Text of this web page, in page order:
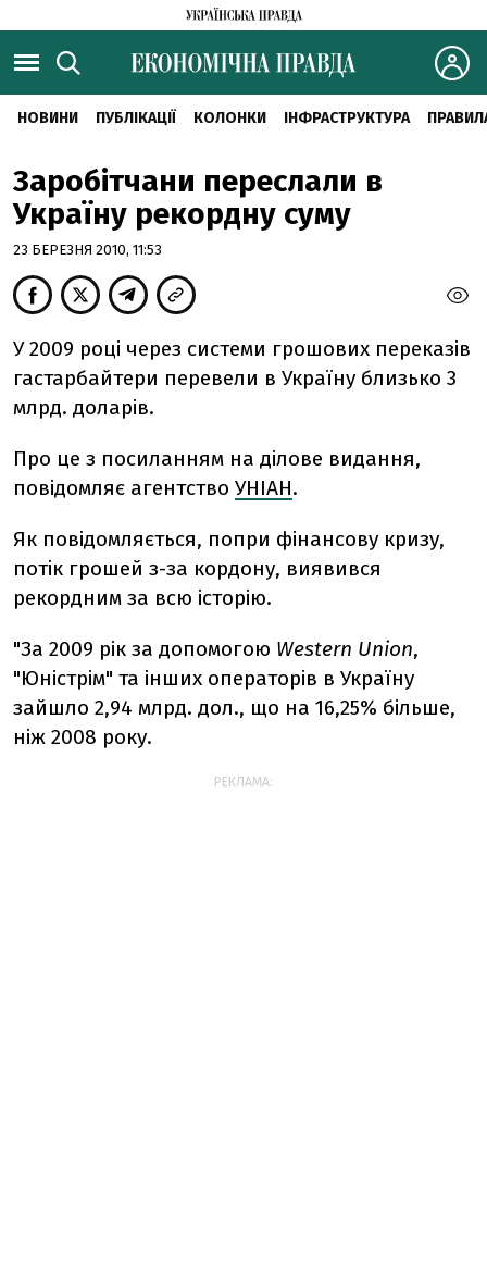
НОВИНИ ПУБЛІКАЦІЇ КОЛОНКИ ІНФРАСТРУКТУРА
Заробітчани переслали в
Україну рекордну суму
23 БЕРЕЗНЯ 2010, 11:53
У 2009 році через системи грошових переказів
гастарбайтери перевели в Україну близько 3
млрд. доларів.
Про це з посиланням на ділове видання,
повідомляє агентство УНІАН.
Як повідомляється, попри фінансову кризу,
потік грошей з-за кордону, виявився
рекордним за всю історію.
"За 2009 рік за допомогою Western Union,
"Юністрім" та інших операторів в Україну
зайшло 2,94 млрд. дол., що на 16,25% більше,
ніж 2008 року.
РЕКЛАМА: